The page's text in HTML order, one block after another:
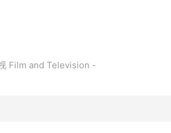
Film and Television -